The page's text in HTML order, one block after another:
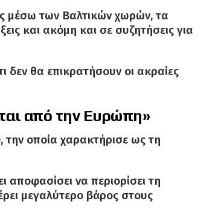
μέσω των Βαλτικών χωρών, τα
και ακόμη και σε συζητήσεις για
δεν θα επικρατήσουν οι ακραίες
από την Ευρώπη»
οποία χαρακτήρισε ως τη
αποφασίσει να περιορίσει τη
μεγαλύτερο βάρος στους